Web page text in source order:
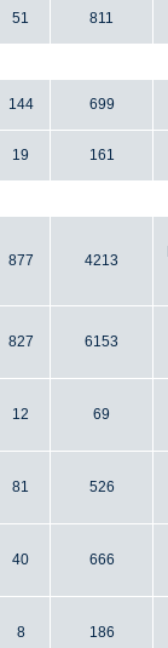
51 811
144 699
19 161
877 4213
827 6153
12 69
81 526
40 666
8 186